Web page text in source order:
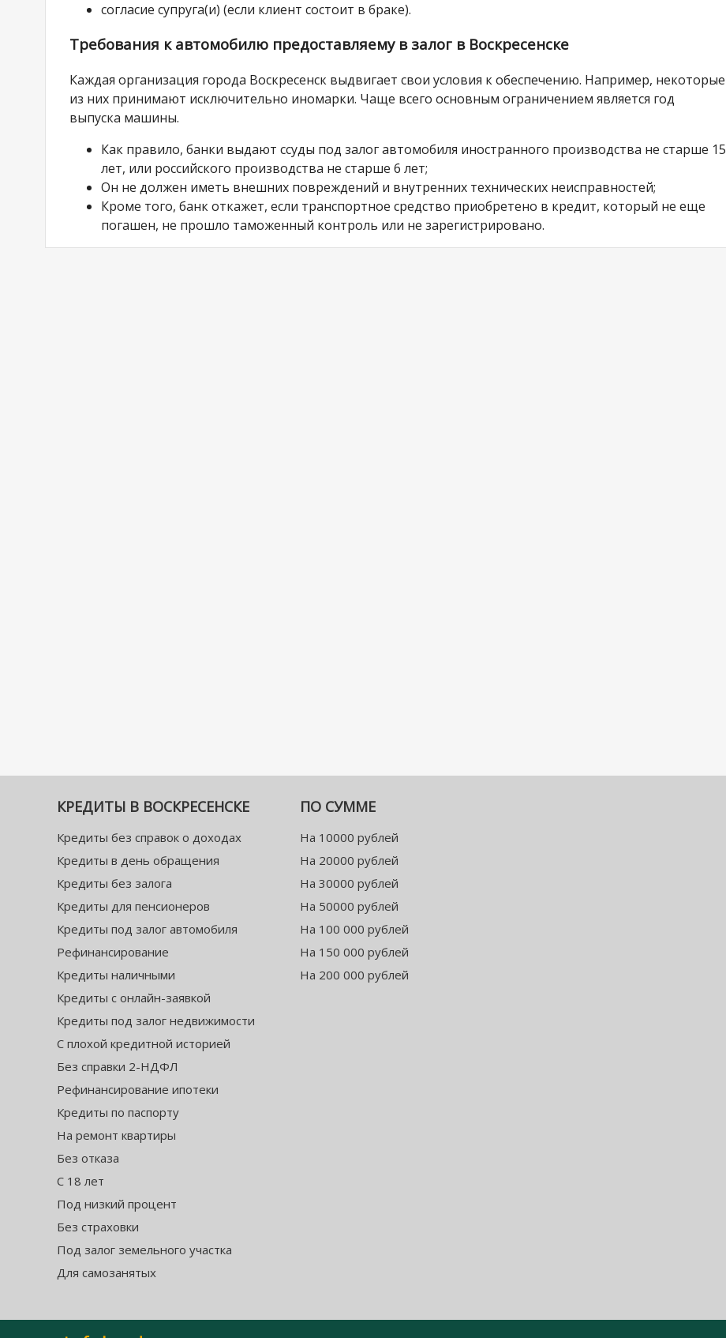
согласие супруга(и) (если клиент состоит в браке).
Требования к автомобилю предоставляему в залог в Воскресенске
Каждая организация города Воскресенск выдвигает свои условия к обеспечению. Например, некоторые
из них принимают исключительно иномарки. Чаще всего основным ограничением является год
выпуска машины.
Как правило, банки выдают ссуды под залог автомобиля иностранного производства не старше 15
лет, или российского производства не старше 6 лет;
Он не должен иметь внешних повреждений и внутренних технических неисправностей;
Кроме того, банк откажет, если транспортное средство приобретено в кредит, который не еще
погашен, не прошло таможенный контроль или не зарегистрировано.
КРЕДИТЫ В ВОСКРЕСЕНСКЕ
Кредиты без справок о доходах
Кредиты в день обращения
Кредиты без залога
Кредиты для пенсионеров
Кредиты под залог автомобиля
Рефинансирование
Кредиты наличными
Кредиты с онлайн-заявкой
Кредиты под залог недвижимости
С плохой кредитной историей
Без справки 2-НДФЛ
Рефинансирование ипотеки
Кредиты по паспорту
На ремонт квартиры
Без отказа
С 18 лет
Под низкий процент
Без страховки
Под залог земельного участка
Для самозанятых
ПО СУММЕ
На 10000 рублей
На 20000 рублей
На 30000 рублей
На 50000 рублей
На 100 000 рублей
На 150 000 рублей
На 200 000 рублей